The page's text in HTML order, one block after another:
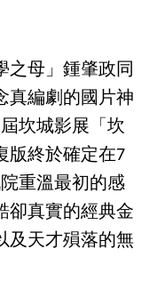
之母」鍾肇政同
真編劇的國片神
坎城影展「坎
版終於確定在7
重溫最初的感
卻真實的經典金
及天才殞落的無